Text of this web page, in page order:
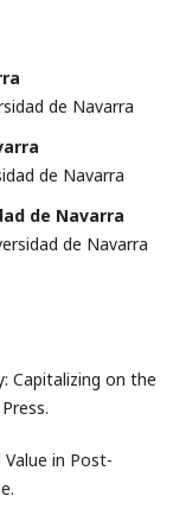
de Navarra
de Navarra
de Navarra
de Navarra
Capitalizing on the
Value in Post-